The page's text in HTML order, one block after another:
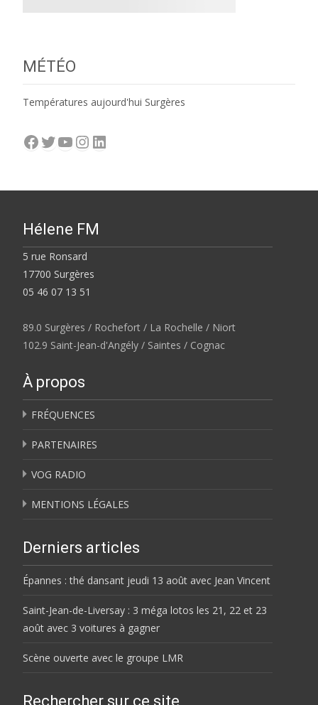
MÉTÉO
Températures aujourd'hui Surgères
Facebook
Twitter
YouTube
Instagram
LinkedIn
Hélene FM
5 rue Ronsard
17700 Surgères
05 46 07 13 51
89.0 Surgères / Rochefort / La Rochelle / Niort
102.9 Saint-Jean-d'Angély / Saintes / Cognac
À propos
FRÉQUENCES
PARTENAIRES
VOG RADIO
MENTIONS LÉGALES
Derniers articles
Épannes : thé dansant jeudi 13 août avec Jean Vincent
Saint-Jean-de-Liversay : 3 méga lotos les 21, 22 et 23
août avec 3 voitures à gagner
Scène ouverte avec le groupe LMR
Rechercher sur ce site